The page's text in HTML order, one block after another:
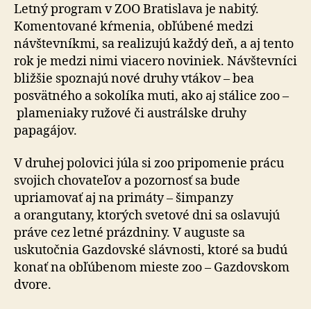
Letný program v ZOO Bratislava je nabitý.
Komentované kŕmenia, obľúbené medzi
návštevníkmi, sa realizujú každý deň, a aj tento
rok je medzi nimi viacero noviniek. Návštevníci
bližšie spoznajú nové druhy vtákov – bea
posvätného a sokolíka muti, ako aj stálice zoo –
plameniaky ružové či austrálske druhy
papagájov.
V druhej polovici júla si zoo pripomenie prácu
svojich chovateľov a pozornosť sa bude
upriamovať aj na primáty – šimpanzy
a orangutany, ktorých svetové dni sa oslavujú
práve cez letné prázdniny. V auguste sa
uskutočnia Gazdovské slávnosti, ktoré sa budú
konať na obľúbenom mieste zoo – Gazdovskom
dvore.